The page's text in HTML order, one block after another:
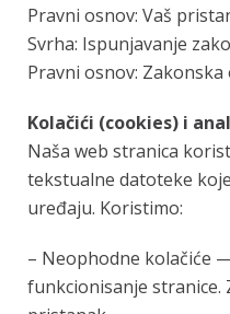
Pravni osnov: Vaš
Svrha: Ispunjavanje
Pravni osnov: Zakonska
Kolačići (cookies) i
Naša web stranica
tekstualne datoteke
uređaju. Koristimo:
– Neophodne kolačiće
funkcionisanje stranice.